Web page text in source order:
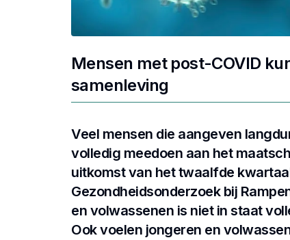
Mensen met post-COVID
samenleving
Veel mensen die aangeven
volledig meedoen aan het
uitkomst van het twaalfde
Gezondheidsonderzoek bij
en volwassenen is niet in staat
Ook voelen jongeren en